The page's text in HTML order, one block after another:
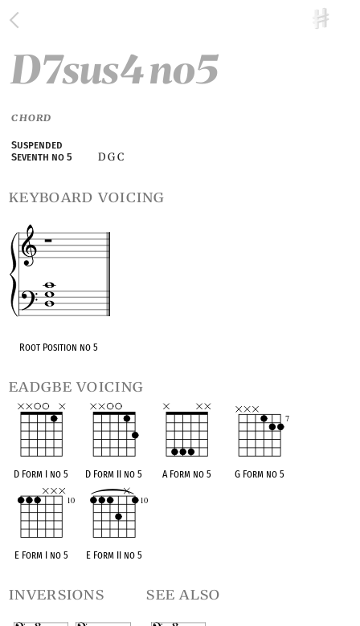
D7sus4 no5
CHORD
Suspended
Seventh no 5
D G C
keyboard voicing
Root Position no 5
eadgbe voicing
D Form I no 5 D Form II no 5 A Form no 5 G Form no 5
E Form I no 5 E Form II no 5
inversions see also